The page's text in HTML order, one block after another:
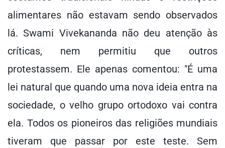
alimentares não estavam sendo observados
lá. Swami Vivekananda não deu atenção às
críticas, nem permitiu que outros
protestassem. Ele apenas comentou: "É uma
lei natural que quando uma nova ideia entra na
sociedade, o velho grupo ortodoxo vai contra
ela. Todos os pioneiros das religiões mundiais
tiveram que passar por este teste. Sem